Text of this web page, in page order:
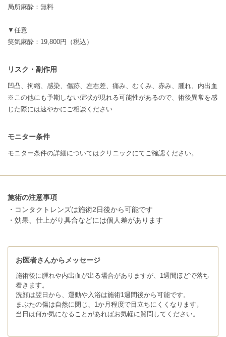
局所麻酔：無料
▼任意
笑気麻酔：19,800円（税込）
リスク・副作用
凹凸、拘縮、感染、傷跡、左右差、痛み、むくみ、赤み、腫れ、内出血
※この他にも予期しない症状が現れる可能性があるので、術後異常を感
じた際には速やかにご相談ください
モニター条件
モニター条件の詳細についてはクリニックにてご確認ください。
施術の注意事項
・コンタクトレンズは施術2日後から可能です
・効果、仕上がり具合などには個人差があります
お医者さんからメッセージ
施術後に腫れや内出血が出る場合がありますが、1週間ほどで落ち
着きます。
洗顔は翌日から、運動や入浴は施術1週間後から可能です。
まぶたの傷は⾃然に閉じ、1か月程度で目立ちにくくなります。
当日は何か気になることがあればお気軽に質問してください。